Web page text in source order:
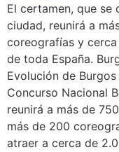
El certamen, que se
ciudad, reunirá a
coreografías y
de toda España.
Evolución de
Concurso Nacional
reunirá a más de
más de 200
atraer a cerca de